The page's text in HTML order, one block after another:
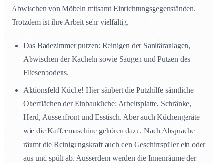
Abwischen von Möbeln mitsamt Einrichtungsgegenständen.
Trotzdem ist ihre Arbeit sehr vielfältig.
Das Badezimmer putzen: Reinigen der Sanitäranlagen,
Abwischen der Kacheln sowie Saugen und Putzen des
Fliesenbodens.
Aktionsfeld Küche! Hier säubert die Putzhilfe sämtliche
Oberflächen der Einbauküche: Arbeitsplatte, Schränke,
Herd, Aussenfront und Esstisch. Aber auch Küchengeräte
wie die Kaffeemaschine gehören dazu. Nach Absprache
räumt die Reinigungskraft auch den Geschirrspüler ein oder
aus und spült ab. Ausserdem werden die Innenräume der